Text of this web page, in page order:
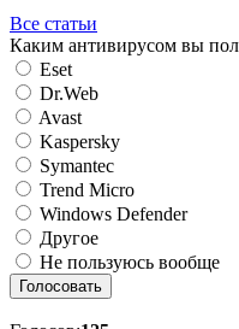
Все статьи
Каким антивирусом вы
Eset
Dr.Web
Avast
Kaspersky
Symantec
Trend Micro
Windows Defender
Другое
Не пользуюсь вообще
Голосовать